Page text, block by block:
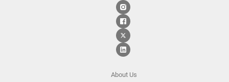
About Us